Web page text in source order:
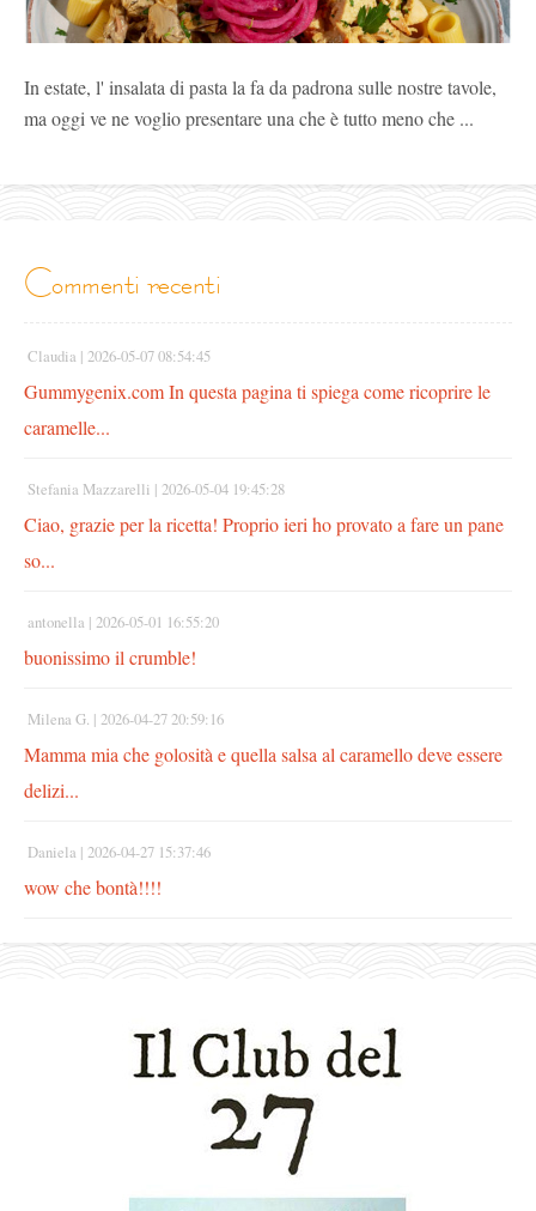
In estate, l' insalata di pasta la fa da padrona sulle nostre tavole,
ma oggi ve ne voglio presentare una che è tutto meno che ...
commenti recenti
Claudia | 2026-05-07 08:54:45
Gummygenix.com In questa pagina ti spiega come ricoprire le
caramelle...
Stefania Mazzarelli | 2026-05-04 19:45:28
Ciao, grazie per la ricetta! Proprio ieri ho provato a fare un pane
so...
antonella | 2026-05-01 16:55:20
buonissimo il crumble!
Milena G. | 2026-04-27 20:59:16
Mamma mia che golosità e quella salsa al caramello deve essere
delizi...
Daniela | 2026-04-27 15:37:46
wow che bontà!!!!